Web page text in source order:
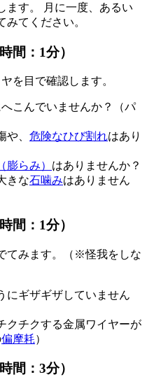
ます。 月に一度、あるい
てください。
間：1分）
を目で確認します。
こんでいませんか？（パ
、 危険なひび割れはあり
膨らみ） はありませんか？
きな石噛みはありません
間：1分）
てみます。（※怪我をしな
にギザギザしていません
クチクする金属ワイヤーが
偏摩耗）
間：3分）